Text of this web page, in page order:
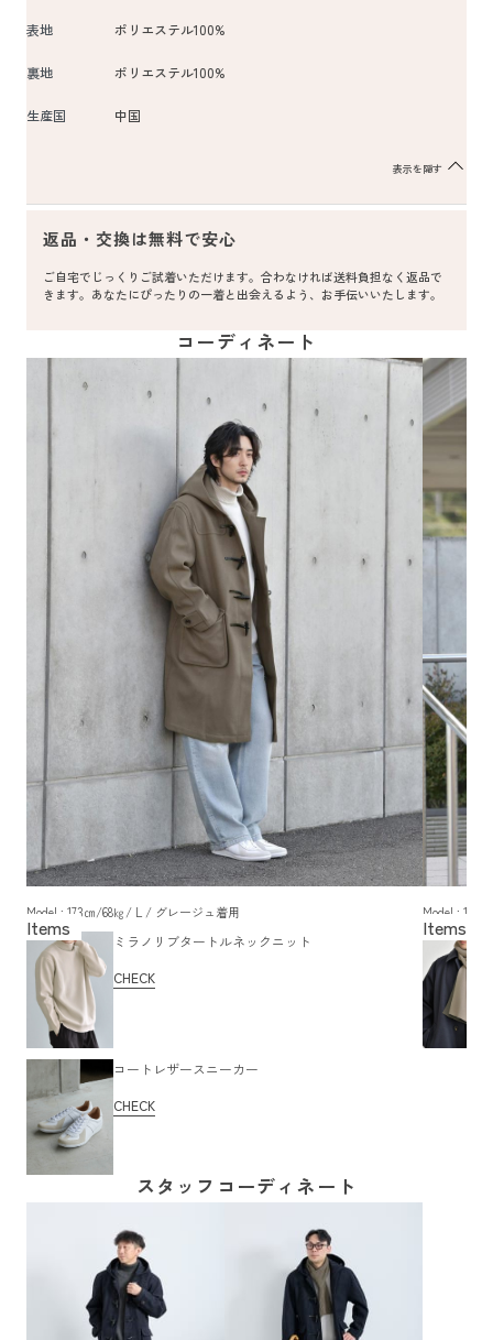
表地 ポリエステル100%
裏地 ポリエステル100%
生産国 中国
表示を隠す
返品・交換は無料で安心
ご自宅でじっくりご試着いただけます。合わなければ送料負担なく返品で
きます。あなたにぴったりの一着と出会えるよう、お手伝いいたします。
コーディネート
Model : 173㎝/68㎏/ L / グレージュ着用
ミラノリブタートルネックニット
CHECK
コートレザースニーカー
CHECK
Model : 173
スタッフコーディネート